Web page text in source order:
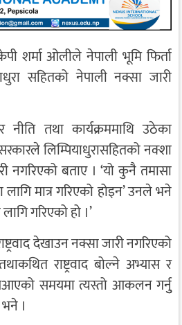
शर्मा ओलीले नेपाली भूमि फिर्ता
सहितको नेपाली नक्सा जारी
नीति तथा कार्यक्रममाथि उठेका
लिम्पियाधुरासहितको नक्शा
नगरिएको बताए । ‘यो कुनै तमासा
मात्र गरिएको होइन’ उनले भने
गरिएको हो ।’
देखाउन नक्सा जारी नगरिएको
राष्ट्रवाद बोल्ने अभ्यास र
समयमा त्यस्तो आकलन गर्नुु
।